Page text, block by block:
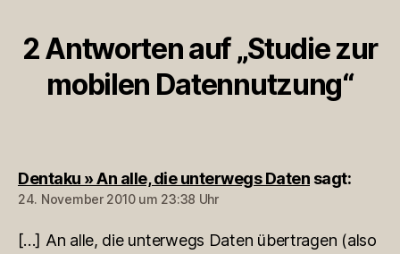
2 Antworten auf „Studie zur
mobilen Datennutzung“
Dentaku » An alle, die unterwegs Daten sagt:
24. November 2010 um 23:38 Uhr
[…] An alle, die unterwegs Daten übertragen (also